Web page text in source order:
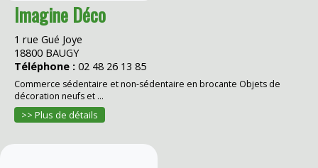
Imagine Déco
1 rue Gué Joye
18800 BAUGY
Téléphone : 02 48 26 13 85
Commerce sédentaire et non-sédentaire en brocante Objets de
décoration neufs et ...
>> Plus de détails